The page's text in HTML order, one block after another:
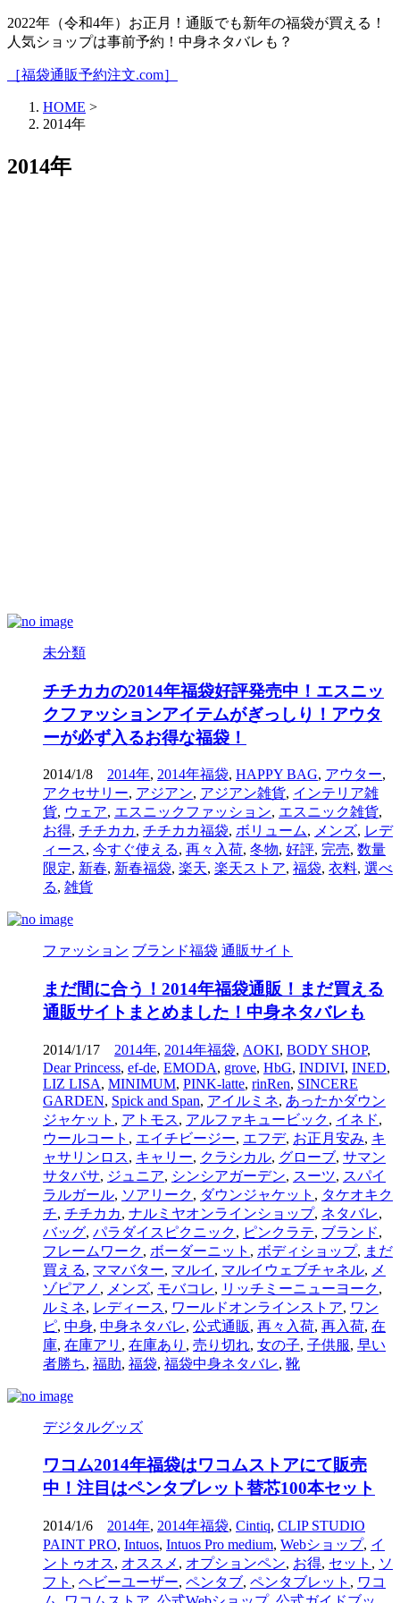
2022年（令和4年）お正月！通販でも新年の福袋が買える！
人気ショップは事前予約！中身ネタバレも？
［福袋通販予約注文.com］
HOME >
2014年
2014年
未分類
チチカカの2014年福袋好評発売中！エスニッ
クファッションアイテムがぎっしり！アウタ
ーが必ず入るお得な福袋！
2014/1/8 2014年, 2014年福袋, HAPPY BAG, アウター,
アクセサリー, アジアン, アジアン雑貨, インテリア雑
貨, ウェア, エスニックファッション, エスニック雑貨,
お得, チチカカ, チチカカ福袋, ボリューム, メンズ, レデ
ィース, 今すぐ使える, 再々入荷, 冬物, 好評, 完売, 数量
限定, 新春, 新春福袋, 楽天, 楽天ストア, 福袋, 衣料, 選べ
る, 雑貨
ファッション ブランド福袋 通販サイト
まだ間に合う！2014年福袋通販！まだ買える
通販サイトまとめました！中身ネタバレも
2014/1/17 2014年, 2014年福袋, AOKI, BODY SHOP,
Dear Princess, ef-de, EMODA, grove, HbG, INDIVI, INED,
LIZ LISA, MINIMUM, PINK-latte, rinRen, SINCERE
GARDEN, Spick and Span, アイルミネ, あったかダウン
ジャケット , アトモス, アルファキュービック, イネド,
ウールコート , エイチビージー, エフデ, お正月安み, キ
ャサリンロス, キャリー, クラシカル, グローブ, サマン
サタバサ, ジュニア, シンシアガーデン, スーツ, スパイ
ラルガール, ソアリーク, ダウンジャケット , タケオキク
チ, チチカカ, ナルミヤオンラインショップ, ネタバレ,
バッグ, パラダイスピクニック, ピンクラテ, ブランド,
フレームワーク, ボーダーニット , ボディショップ, まだ
買える, ママバター, マルイ , マルイウェブチャネル, メ
ゾピアノ , メンズ, モバコレ, リッチミーニューヨーク,
ルミネ, レディース, ワールドオンラインストア, ワン
ピ, 中身, 中身ネタバレ, 公式通販, 再々入荷, 再入荷, 在
庫, 在庫アリ , 在庫あり , 売り切れ, 女の子, 子供服, 早い
者勝ち, 福助, 福袋, 福袋中身ネタバレ, 靴
デジタルグッズ
ワコム2014年福袋はワコムストアにて販売
中！注目はペンタブレット替芯100本セット
2014/1/6 2014年, 2014年福袋, Cintiq, CLIP STUDIO
PAINT PRO, Intuos, Intuos Pro medium, Webショップ, イ
ントゥオス, オススメ , オプションペン, お得, セット , ソ
フト , ヘビーユーザー, ペンタブ, ペンタブレット , ワコ